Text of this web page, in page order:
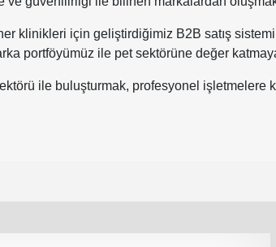
klinikleri için geliştirdiğimiz B2B satış
portföyümüz ile pet sektörüne değer
ile buluşturmak, profesyonel